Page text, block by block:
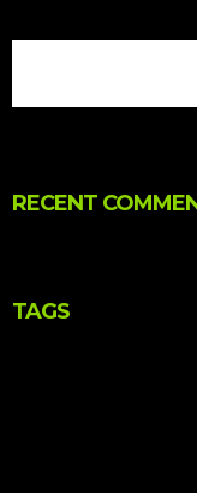
RECENT
TAGS